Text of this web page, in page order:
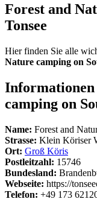
Forest and
Tonsee
Hier finden Sie alle
Nature camping on
Informationen
camping on
Name: Forest and
Strasse: Klein Köriser
Ort: Groß Köris
Postleitzahl: 15746
Bundesland:
Webseite: https://
Telefon: +49 173